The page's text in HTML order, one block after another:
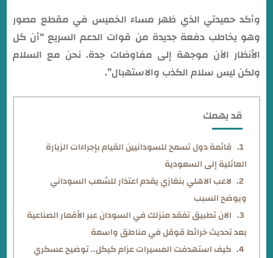
وأكد حميدتي الذي ظهر مساء الخميس في مقطع مصور
وهو يخاطب دفعة جديدة من قوات الدعم السريع “أن كل
الأنظار الآن موجهة إلى مفاوضات جدة. نحن مع السلام
ولكن ليس سلام الكذب والاستهبال”.
قد يهمك
قائمة دول تسمح للسودانيين القيام بإجراءات الزيارة
العائلية إلى السعودية
لاعب الاهلي بنغازي يقدم اعتذار للشعب السوداني
ويوضح السبب
الان تطبيق تفقد منزلك في السودان عبر الأقمار الصناعية
بعد تحديث خرائط قوقل في مناطق واسعة
كيف استهدفت المسيرات عزام كيكل.. توضيح عسكري